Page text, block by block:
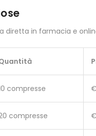
diretta in farmacia e
compresse
compresse